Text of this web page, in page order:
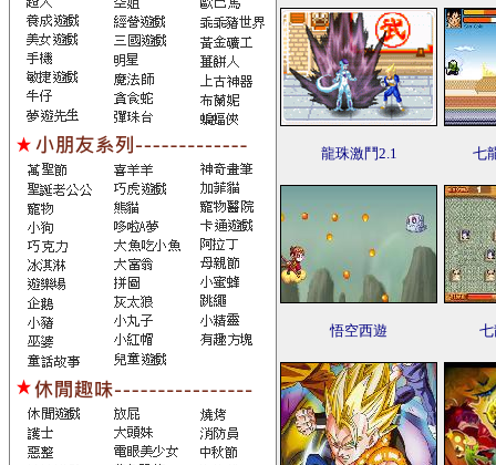
龍珠激鬥2.1 七
悟空西遊